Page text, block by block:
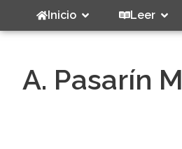
Inicio Leer
A. Pasarín